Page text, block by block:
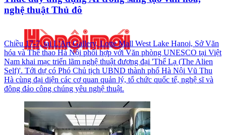
nghệ thuật Thủ đô
Chiều 17-7, tại L'Art Gallery, Lotte Mall West Lake Hanoi, Sở Văn
hóa và Thể thao Hà Nội phối hợp với Văn phòng UNESCO tại Việt
Nam khai mạc triển lãm nghệ thuật đương đại 'Thể Lạ (The Alien
Self)'. Tới dự có Phó Chủ tịch UBND thành phố Hà Nội Vũ Thu
Hà cùng đại diện các cơ quan quản lý, tổ chức quốc tế, nghệ sĩ và
đông đảo công chúng yêu nghệ thuật.